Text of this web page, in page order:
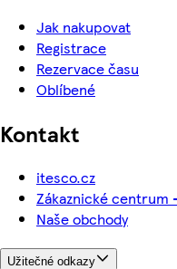
Jak nakupovat
Registrace
Rezervace času
Oblíbené
Kontakt
itesco.cz
Zákaznické centrum
Naše obchody
Užitečné odkazy